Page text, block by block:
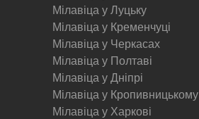
Мілавіца у Луцьку
Мілавіца у Кременчуці
Мілавіца у Черкасах
Мілавіца у Полтаві
Мілавіца у Дніпрі
Мілавіца у Кропивницькому
Мілавіца у Харкові